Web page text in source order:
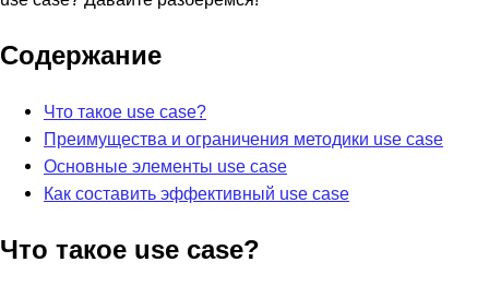
Содержание
Что такое use case?
Преимущества и ограничения методики use case
Основные элементы use case
Как составить эффективный use case
Что такое use case?